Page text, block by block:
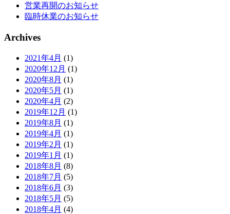
営業再開のお知らせ
臨時休業のお知らせ
Archives
2021年4月 (1)
2020年12月 (1)
2020年8月 (1)
2020年5月 (1)
2020年4月 (2)
2019年12月 (1)
2019年8月 (1)
2019年4月 (1)
2019年2月 (1)
2019年1月 (1)
2018年8月 (8)
2018年7月 (5)
2018年6月 (3)
2018年5月 (5)
2018年4月 (4)